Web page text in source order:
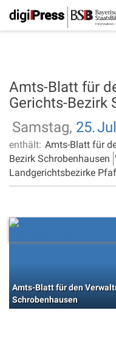
Amts-Blatt für
Gerichts-Bezirk
Samstag, 25.
enthält: Amts-Blatt für
Bezirk Schrobenhausen
Landgerichtsbezirke
Amts-Blatt für den
Schrobenhausen